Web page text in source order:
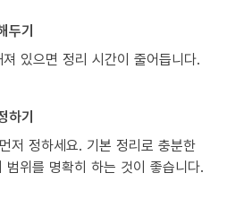
두기
있으면 정리 시간이 줄어듭니다.
하기
저 정하세요. 기본 정리로 충분한
위를 명확히 하는 것이 좋습니다.